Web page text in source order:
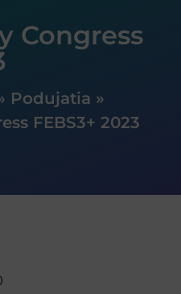
Congress
Podujatia »
FEBS3+ 2023